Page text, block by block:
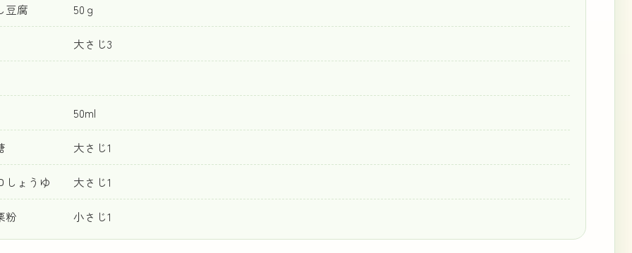
し豆腐 50ｇ
大さじ3
50ml
大さじ1
ょうゆ 大さじ1
粉 小さじ1